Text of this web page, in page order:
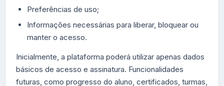
Preferências de uso;
Informações necessárias para liberar, bloquear ou
manter o acesso.
Inicialmente, a plataforma poderá utilizar apenas dados
básicos de acesso e assinatura. Funcionalidades
futuras, como progresso do aluno, certificados, turmas,